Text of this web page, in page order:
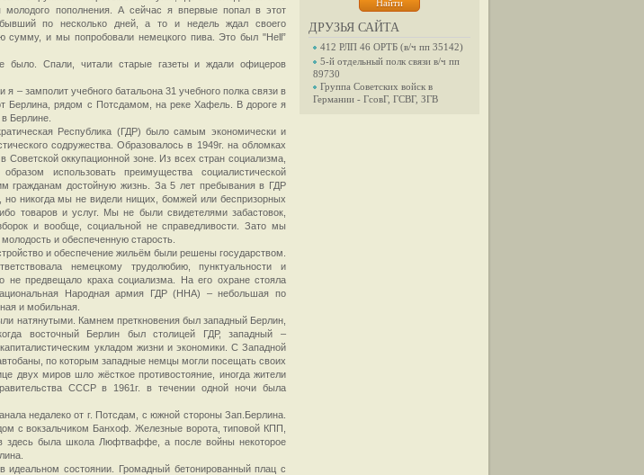
ДРУЗЬЯ САЙТА
412 РЛП 46 ОРТБ (в/ч пп 35142)
5-й отдельный полк связи в/ч пп
89730
Группа Советских войск в
Германии - ГсовГ, ГСВГ, ЗГВ
молодого пополнения. А сейчас я впервые попал в этот
по несколько дней, а то и недель ждал своего
сумму, и мы попробовали немецкого пива. Это был "Hell”
было. Спали, читали старые газеты и ждали офицеров
– замполит учебного батальона 31 учебного полка связи в
Берлина, рядом с Потсдамом, на реке Хафель. В дороге я
Берлине.
Республика (ГДР) было самым экономически и
содружества. Образовалось в 1949г. на обломках
оккупационной зоне. Из всех стран социализма,
использовать преимущества социалистической
гражданам достойную жизнь. За 5 лет пребывания в ГДР
но никогда мы не видели нищих, бомжей или беспризорных
товаров и услуг. Мы не были свидетелями забастовок,
и вообще, социальной не справедливости. Зато мы
и обеспеченную старость.
и обеспечение жильём были решены государством.
немецкому трудолюбию, пунктуальности и
не предвещало краха социализма. На его охране стояла
Народная армия ГДР (ННА) – небольшая по
и мобильная.
натянутыми. Камнем преткновения был западный Берлин,
восточный Берлин был столицей ГДР, западный –
укладом жизни и экономики. С Западной
по которым западные немцы могли посещать своих
двух миров шло жёсткое противостояние, иногда жители
СССР в 1961г. в течении одной ночи была
недалеко от г. Потсдам, с южной стороны Зап.Берлина.
с вокзальчиком Банхоф. Железные ворота, типовой КПП,
здесь была школа Люфтваффе, а после войны некоторое
идеальном состоянии. Громадный бетонированный плац с